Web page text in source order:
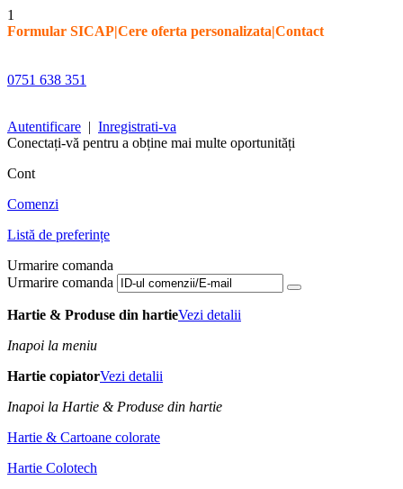
1
Formular SICAP|Cere oferta personalizata|Contact
0751 638 351
Autentificare | Inregistrati-va
Conectați-vă pentru a obține mai multe oportunități
Cont
Comenzi
Listă de preferințe
Urmarire comanda
Urmarire comanda
Hartie & Produse din hartieVezi detalii
Inapoi la meniu
Hartie copiatorVezi detalii
Inapoi la Hartie & Produse din hartie
Hartie & Cartoane colorate
Hartie Colotech